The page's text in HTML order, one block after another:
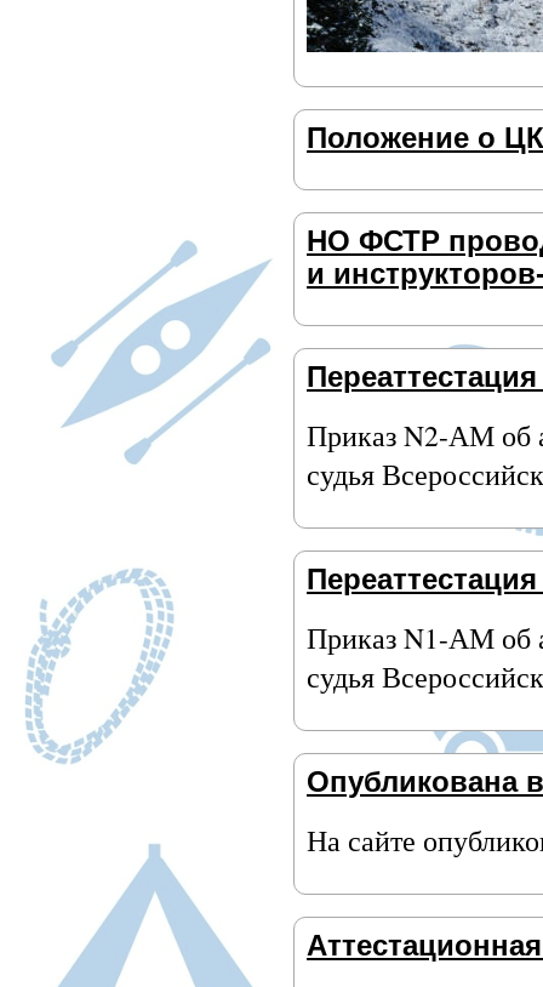
Положение о
НО ФСТР
и
Приказ N2-АМ об
судья
Приказ N1-АМ об
судья
Опубликована
На сайте